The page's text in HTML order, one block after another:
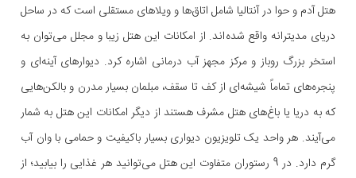
هتل آدم و حوا در آنتالیا شامل اتاق‌ها و ویلاهای مستقلی است که در ساحل
دریای مدیترانه واقع شده‌اند. از امکانات این هتل زیبا و مجلل می‌توان به
استخر بزرگ روباز و مرکز مجهز آب درمانی اشاره کرد. دیوارهای آینه‌ای و
پنجره‌های تماماً شیشه‌ای از کف تا سقف، مبلمان بسیار مدرن و بالکن‌هایی
که به دریا یا باغ‌های هتل مشرف هستند از دیگر امکانات این هتل به شمار
می‌آیند. هر واحد یک تلویزیون دیواری بسیار باکیفیت و حمامی با وان آب
گرم دارد. در 9 رستوران متفاوت این هتل می‌توانید هر غذایی را بیابید؛ از